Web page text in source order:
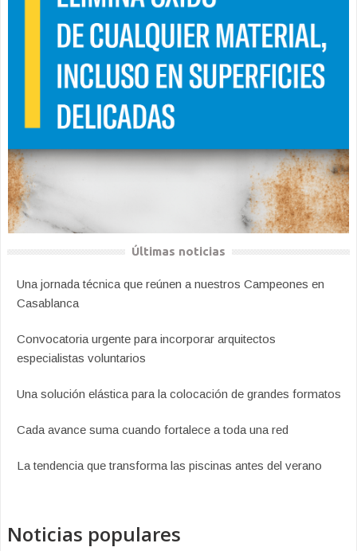
Últimas noticias
Una jornada técnica que reúnen a nuestros Campeones en
Casablanca
Convocatoria urgente para incorporar arquitectos
especialistas voluntarios
Una solución elástica para la colocación de grandes formatos
Cada avance suma cuando fortalece a toda una red
La tendencia que transforma las piscinas antes del verano
Noticias populares